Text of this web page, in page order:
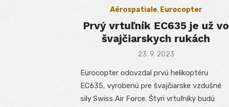
Aérospatiale, Eurocopter
Prvý vrtuľník EC635 je už vo
švajčiarskych rukách
Posted
23. 9. 2023
Eurocopter odovzdal prvú helikoptéru
EC635, vyrobenú pre švajčiarske vzdušné
sily Swiss Air Force. Štyri vrtuľníky budú